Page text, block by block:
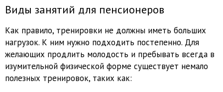
Виды занятий для пенсионеров
Как правило, тренировки не должны иметь больших
нагрузок. К ним нужно подходить постепенно. Для
желающих продлить молодость и пребывать всегда в
изумительной физической форме существует немало
полезных тренировок, таких как: